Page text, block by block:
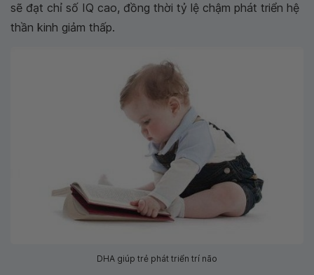
sẽ đạt chỉ số IQ cao, đồng thời tỷ lệ chậm phát triển hệ
thần kinh giảm thấp.
DHA giúp trẻ phát triển trí não